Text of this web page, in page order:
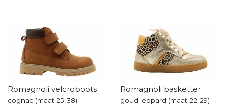
Romagnoli velcroboots
cognac (maat 25-38)
Romagnoli basketter
goud leopard (maat 22-29)